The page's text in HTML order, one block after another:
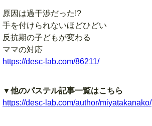
原因は過干渉だった!?
手を付けられないほどひどい
反抗期の子どもが変わる
ママの対応
https://desc-lab.com/86211/
▼他のパステル記事一覧はこちら
https://desc-lab.com/author/miyatakanako/